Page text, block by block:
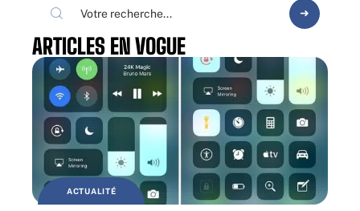
ARTICLES EN VOGUE
ACTUALITÉ